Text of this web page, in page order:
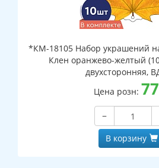
*КМ-18105 Набор украшений
Клен оранжево-желтый
двухсторонняя,
Цена розн: 77
−
В корзину